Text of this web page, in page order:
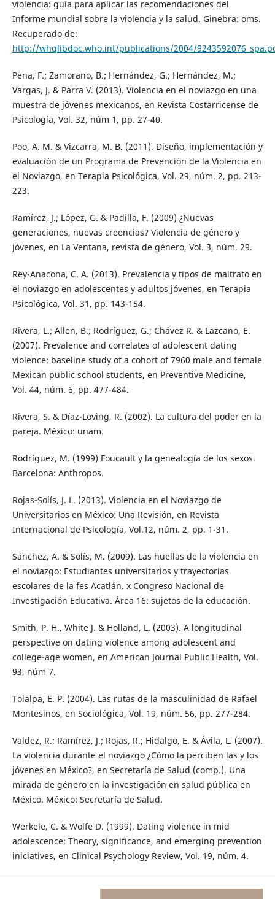
violencia: guía para aplicar las recomendaciones del
Informe mundial sobre la violencia y la salud. Ginebra: oms.
Recuperado de:
http://whqlibdoc.who.int/publications/2004/
Pena, F.; Zamorano, B.; Hernández, G.; Hernández, M.;
Vargas, J. & Parra V. (2013). Violencia en el noviazgo en una
muestra de jóvenes mexicanos, en Revista Costarricense de
Psicología, Vol. 32, núm 1, pp. 27-40.
Poo, A. M. & Vizcarra, M. B. (2011). Diseño, implementación y
evaluación de un Programa de Prevención de la Violencia en
el Noviazgo, en Terapia Psicológica, Vol. 29, núm. 2, pp. 213-
223.
Ramírez, J.; López, G. & Padilla, F. (2009) ¿Nuevas
generaciones, nuevas creencias? Violencia de género y
jóvenes, en La Ventana, revista de género, Vol. 3, núm. 29.
Rey-Anacona, C. A. (2013). Prevalencia y tipos de maltrato en
el noviazgo en adolescentes y adultos jóvenes, en Terapia
Psicológica, Vol. 31, pp. 143-154.
Rivera, L.; Allen, B.; Rodríguez, G.; Chávez R. & Lazcano, E.
(2007). Prevalence and correlates of adolescent dating
violence: baseline study of a cohort of 7960 male and female
Mexican public school students, en Preventive Medicine,
Vol. 44, núm. 6, pp. 477-484.
Rivera, S. & Díaz-Loving, R. (2002). La cultura del poder en la
pareja. México: unam.
Rodríguez, M. (1999) Foucault y la genealogía de los sexos.
Barcelona: Anthropos.
Rojas-Solís, J. L. (2013). Violencia en el Noviazgo de
Universitarios en México: Una Revisión, en Revista
Internacional de Psicología, Vol.12, núm. 2, pp. 1-31.
Sánchez, A. & Solís, M. (2009). Las huellas de la violencia en
el noviazgo: Estudiantes universitarios y trayectorias
escolares de la fes Acatlán. x Congreso Nacional de
Investigación Educativa. Área 16: sujetos de la educación.
Smith, P. H., White J. & Holland, L. (2003). A longitudinal
perspective on dating violence among adolescent and
college-age women, en American Journal Public Health, Vol.
93, núm 7.
Tolalpa, E. P. (2004). Las rutas de la masculinidad de Rafael
Montesinos, en Sociológica, Vol. 19, núm. 56, pp. 277-284.
Valdez, R.; Ramírez, J.; Rojas, R.; Hidalgo, E. & Ávila, L. (2007).
La violencia durante el noviazgo ¿Cómo la perciben las y los
jóvenes en México?, en Secretaría de Salud (comp.). Una
mirada de género en la investigación en salud pública en
México. México: Secretaría de Salud.
Werkele, C. & Wolfe D. (1999). Dating violence in mid
adolescence: Theory, significance, and emerging prevention
iniciatives, en Clinical Psychology Review, Vol. 19, núm. 4.